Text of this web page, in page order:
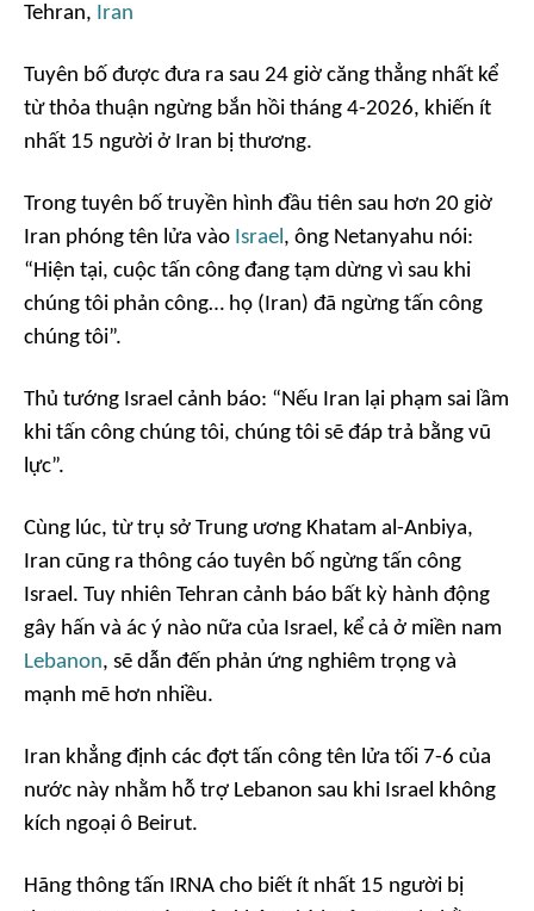
Tehran, Iran
Tuyên bố được đưa ra sau 24 giờ căng thẳng nhất kể
từ thỏa thuận ngừng bắn hồi tháng 4-2026, khiến ít
nhất 15 người ở Iran bị thương.
Trong tuyên bố truyền hình đầu tiên sau hơn 20 giờ
Iran phóng tên lửa vào Israel , ông Netanyahu nói:
“Hiện tại, cuộc tấn công đang tạm dừng vì sau khi
chúng tôi phản công… họ (Iran) đã ngừng tấn công
chúng tôi”.
Thủ tướng Israel cảnh báo: “Nếu Iran lại phạm sai lầm
khi tấn công chúng tôi, chúng tôi sẽ đáp trả bằng vũ
lực”.
Cùng lúc, từ trụ sở Trung ương Khatam al-Anbiya,
Iran cũng ra thông cáo tuyên bố ngừng tấn công
Israel. Tuy nhiên Tehran cảnh báo bất kỳ hành động
gây hấn và ác ý nào nữa của Israel, kể cả ở miền nam
Lebanon, sẽ dẫn đến phản ứng nghiêm trọng và
mạnh mẽ hơn nhiều.
Iran khẳng định các đợt tấn công tên lửa tối 7-6 của
nước này nhằm hỗ trợ Lebanon sau khi Israel không
kích ngoại ô Beirut.
Hãng thông tấn IRNA cho biết ít nhất 15 người bị